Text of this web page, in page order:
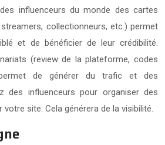
influenceurs du monde des cartes
collectionneurs, etc.) permet
et de bénéficier de leur crédibilité.
(review de la plateforme, codes
de générer du trafic et des
des influenceurs pour organiser des
votre site. Cela générera de la visibilité.